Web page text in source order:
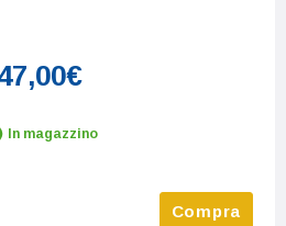
In magazzino
Compra